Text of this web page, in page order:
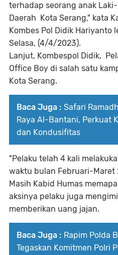
terhadap seorang anak
Daerah Kota Serang," kata
Kombes Pol Didik Hariyanto
Selasa, (4/4/2023).
Lanjut, Kombespol Didik,
Office Boy di salah satu
Kota Serang.
Baca Juga : Safari
Raya Al-Bantani, Perkuat
dan Kondusifitas
"Pelaku telah 4 kali
waktu bulan Februari-Maret
Masih Kabid Humas
aksinya pelaku juga
memberikan uang jajan.
Baca Juga : Rapim Polda
Tegaskan Komitmen Polri